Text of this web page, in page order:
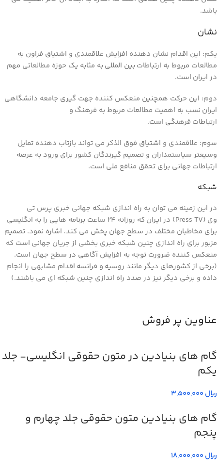
باشد.
نشان
یکم: این اقدام نشان دهنده افزایش علاقمندی و اشتیاق فراون به
مطالعات مربوط به ارتباطات بین المللی به مثابه یک حوزه مطالعاتی مهم
در ایران است.
دوم: این حرکت همچنین منعکس کننده جهت گیری جامعه دانشگاهی
ایران نسب به اهمیت مطالعات مربوط به فرهنگ و
ارتباطات فرهنگی است.
سوم: علاقمندی و اشتیاق فوق الذکر می تواند بازتاب دهنده تمایل
وسیعتر سیاستمداران و تصمیم گیرندگان کشور برای ورود به عرصه
ارتباطات جهانی برای تحقق منافع ملی است.
شبکه
در این زمینه می توان به راه اندازی شبکه جهانی خبری پرس تی
وی (Press TV) در ایران که روزانه ۲۴ ساعت برنامه هایی را به انگلیسی
برای مخاطبان مختلف در سطح جهان پخش می کند، اشاره نمود. تصمیم
مزبور برای راه اندازی چنین شبکه خبری بخشی از جریان جهانی است که
منعکس کننده ضرورت توجه به افزایش آگاهی در سطح جهان است.
(برخی از کشورهای دیگر مانند روسیه و فرانسه اقدام مشابهی را انجام
داده و برخی دیگر نیز در صدد راه اندازی چنین شبکه ای می باشند.)
عناوین پر فروش
گام های بنیادین در متون حقوقي انگليسي- جلد
يكم
ریال
گام های بنیادین متون حقوقی جلد چهارم و
پنجم
ریال